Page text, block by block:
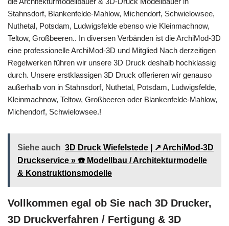
Stahnsdorf, Blankenfelde-Mahlow, Michendorf, Schwielowsee,
Nuthetal, Potsdam, Ludwigsfelde ebenso wie Kleinmachnow,
Teltow, Großbeeren.. In diversen Verbänden ist die ArchiMod-3D
eine professionelle ArchiMod-3D und Mitglied Nach derzeitigen
Regelwerken führen wir unsere 3D Druck deshalb hochklassig
durch. Unsere erstklassigen 3D Druck offerieren wir genauso
außerhalb von in Stahnsdorf, Nuthetal, Potsdam, Ludwigsfelde,
Kleinmachnow, Teltow, Großbeeren oder Blankenfelde-Mahlow,
Michendorf, Schwielowsee.!
Siehe auch 3D Druck Wiefelstede | ↗️ ArchiMod-3D
Druckservice » ☎️ Modellbau / Architekturmodelle
& Konstruktionsmodelle
Vollkommen egal ob Sie nach 3D Drucker,
3D Druckverfahren / Fertigung & 3D